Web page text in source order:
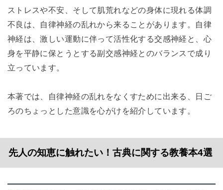
ストレスや不安、そして肌荒れなどの身体に現れる体調
不良は、自律神経の乱れから来ることがあります。自律
神経は、激しい運動に伴って活性化する交感神経と、心
身を平静に保とうとする副交感神経とのバランスで成り
立っています。
本著では、自律神経の乱れをなくすために出来る、日ご
ろのちょっとした意識を心がけを紹介しています。
先人の知恵に触れたい！古典に関する教養本4選